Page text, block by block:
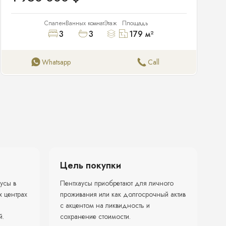
Спален
3
Ванных комнат
3
Этаж Площадь
179 м²
Whatsapp Call
в
Цель покупки
Пентхаусы приобретают для личного
проживания или как долгосрочный актив
с акцентом на ликвидность и
сохранение стоимости.